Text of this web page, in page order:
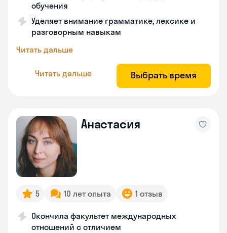
обучения
Уделяет внимание грамматике, лексике и
разговорным навыкам
Читать дальше
Читать дальше Выбрать время
Анастасия
5 10 лет опыта 1 отзыв
Окончила факультет международных
отношений с отличием